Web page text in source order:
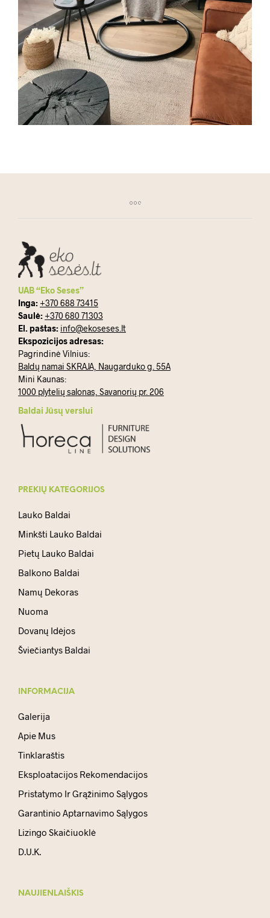
UAB “Eko Seses”
Inga: +370 688 73415
Saulė: +370 680 71303
El. paštas: info@ekoseses.lt
Ekspozicijos adresas:
Pagrindinė Vilnius:
Baldų namai SKRAJA, Naugarduko g. 55A
Mini Kaunas:
1000 plytelių salonas, Savanorių pr. 206
Baldai Jūsų verslui
PREKIŲ KATEGORIJOS
Lauko Baldai
Minkšti Lauko Baldai
Pietų Lauko Baldai
Balkono Baldai
Namų Dekoras
Nuoma
Dovanų Idėjos
Šviečiantys Baldai
INFORMACIJA
Galerija
Apie Mus
Tinklaraštis
Eksploatacijos Rekomendacijos
Pristatymo Ir Grąžinimo Sąlygos
Garantinio Aptarnavimo Sąlygos
Lizingo Skaičiuoklė
D.U.K.
NAUJIENLAIŠKIS